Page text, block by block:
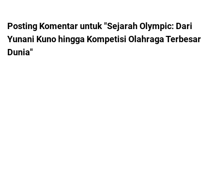
Posting Komentar untuk "Sejarah Olympic: Dari
Yunani Kuno hingga Kompetisi Olahraga Terbesar
Dunia"